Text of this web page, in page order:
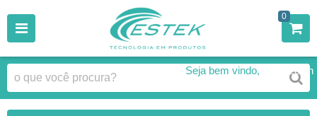
0
Seja bem vindo, Faça Login